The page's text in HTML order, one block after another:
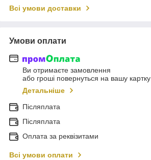
Всі умови доставки
Умови оплати
Ви отримаєте замовлення
або гроші повернуться на вашу картку
Детальніше
Післяплата
Післяплата
Оплата за реквізитами
Всі умови оплати